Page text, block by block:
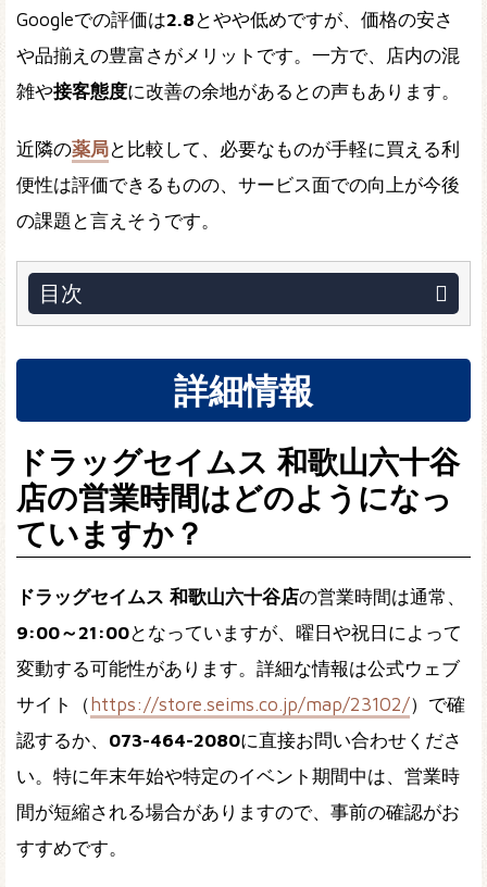
Googleでの評価は2.8 とやや低めですが、価格の安さ
や品揃えの豊富さがメリットです。一方で、店内の混
雑や接客態度に改善の余地があるとの声もあります。
近隣の薬局と比較して、必要なものが手軽に買える利
便性は評価できるものの、サービス面での向上が今後
の課題と言えそうです。
目次
詳細情報
ドラッグセイムス 和歌山六十谷
店の営業時間はどのようになっ
ていますか？
ドラッグセイムス 和歌山六十谷店の営業時間は通常、
9:00～21:00となっていますが、曜日や祝日によって
変動する可能性があります。詳細な情報は公式ウェブ
サイト（ https://store.seims.co.jp/map/23102/）で確
認するか、 073-464-2080に直接お問い合わせくださ
い。特に年末年始や特定のイベント期間中は、営業時
間が短縮される場合がありますので、事前の確認がお
すすめです。